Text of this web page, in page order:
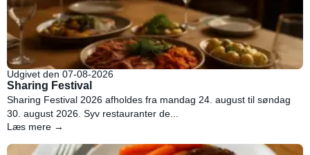
Udgivet den 07-08-2026
Sharing Festival
Sharing Festival 2026 afholdes fra mandag 24. august til søndag
30. august 2026. Syv restauranter de...
Læs mere →